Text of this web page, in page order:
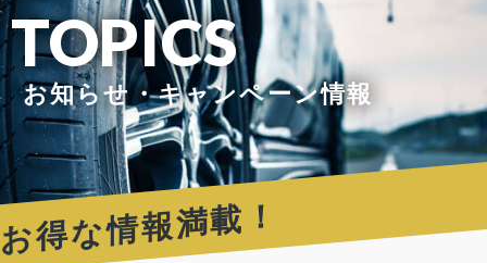
TOPICS
お知らせ・キャンペーン情報
お得な情報満載！